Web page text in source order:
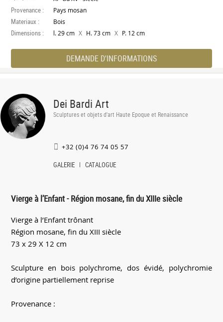
Provenance : Pays mosan
Materiaux : Bois
Dimensions : l. 29 cm X H. 73 cm X P. 12 cm
DEMANDE D'INFORMATIONS
Dei Bardi Art
Sculptures et objets d'art Haute Epoque et Renaissance
+32 (0)4 76 74 05 57
GALERIE CATALOGUE
Vierge à l’Enfant - Région mosane, fin du XIIIe siècle
Vierge à l’Enfant trônant
Région mosane, fin du XIII siècle
73 x 29 X 12 cm
Sculpture en bois polychrome, dos évidé, polychromie
d’origine partiellement reprise
Provenance :